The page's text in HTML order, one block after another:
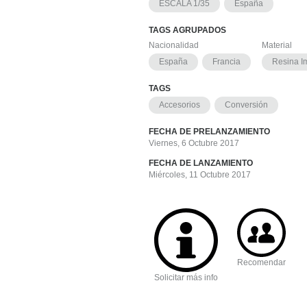
ESCALA 1/35
España
TAGS AGRUPADOS
Nacionalidad
España
Francia
Material
Resina
TAGS
Accesorios
Conversión
FECHA DE PRELANZAMIENTO
Viernes, 6 Octubre 2017
FECHA DE LANZAMIENTO
Miércoles, 11 Octubre 2017
Solicitar más info
Recomendar